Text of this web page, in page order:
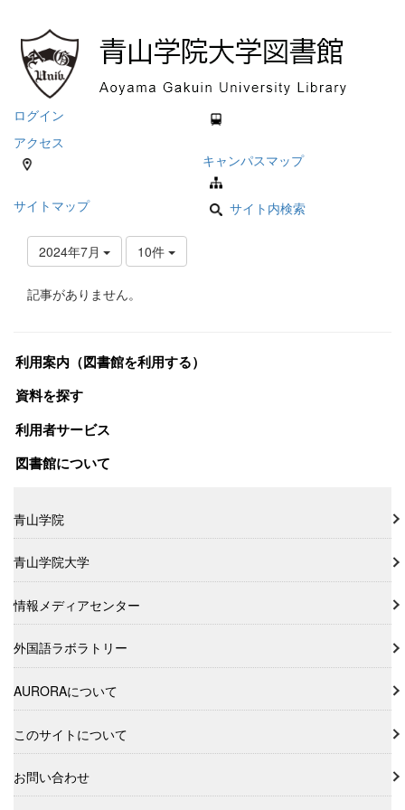
ログイン
アクセス
キャンパスマップ
サイトマップ サイト内検索
2024年7月 10件
記事がありません。
利用案内（図書館を利用する）
資料を探す
利用者サービス
図書館について
青山学院
青山学院大学
情報メディアセンター
外国語ラボラトリー
AURORAについて
このサイトについて
お問い合わせ